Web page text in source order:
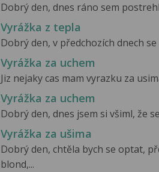
Dobrý den, dnes ráno sem
Vyrážka z tepla
Dobrý den, v předchozích dnech
Vyrážka za uchem
Jiz nejaky cas mam vyrazku za
Vyrážka za uchem
Dobrý den, dnes jsem si všiml, že
Vyrážka za ušima
Dobrý den, chtěla bych se optat,
blond,...